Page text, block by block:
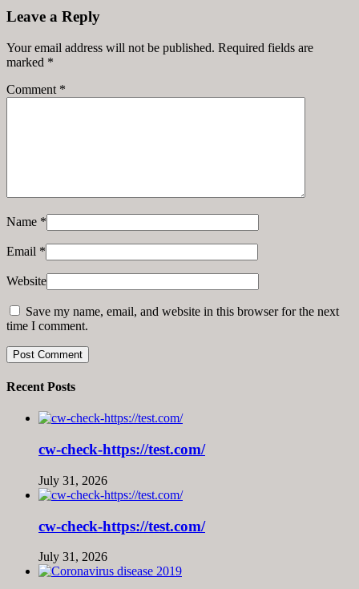
Leave a Reply
Your email address will not be published. Required fields are
marked *
Comment *
Name *
Email *
Website
Save my name, email, and website in this browser for the next
time I comment.
Recent Posts
cw-check-https://test.com/
July 31, 2026
cw-check-https://test.com/
July 31, 2026